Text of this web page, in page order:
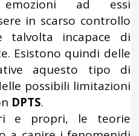
ad essi
in scarso controllo
incapace di
Esistono quindi delle
aquesto tipo di
possibili limitazioni
DPTS.
e propri, le teorie